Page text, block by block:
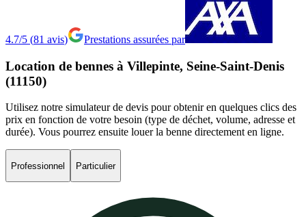
4.7/5 (81 avis) Prestations assurées par
Location de bennes à Villepinte, Seine-Saint-Denis
(11150)
Utilisez notre simulateur de devis pour obtenir en quelques clics des
prix en fonction de votre besoin (type de déchet, volume, adresse et
durée). Vous pourrez ensuite louer la benne directement en ligne.
Professionnel Particulier